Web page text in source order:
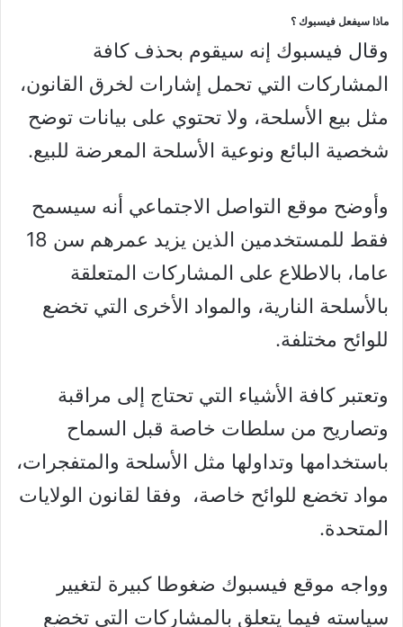
ماذا سيفعل فيسبوك ؟
وقال فيسبوك إنه سيقوم بحذف كافة
المشاركات التي تحمل إشارات لخرق القانون،
مثل بيع الأسلحة، ولا تحتوي على بيانات توضح
شخصية البائع ونوعية الأسلحة المعرضة للبيع.
وأوضح موقع التواصل الاجتماعي أنه سيسمح
فقط للمستخدمين الذين يزيد عمرهم سن 18
عاما، بالاطلاع على المشاركات المتعلقة
بالأسلحة النارية، والمواد الأخرى التي تخضع
للوائح مختلفة.
وتعتبر كافة الأشياء التي تحتاج إلى مراقبة
وتصاريح من سلطات خاصة قبل السماح
باستخدامها وتداولها مثل الأسلحة والمتفجرات،
مواد تخضع للوائح خاصة، وفقا لقانون الولايات
المتحدة.
وواجه موقع فيسبوك ضغوطا كبيرة لتغيير
سياسته فيما يتعلق بالمشاركات التي تخضع